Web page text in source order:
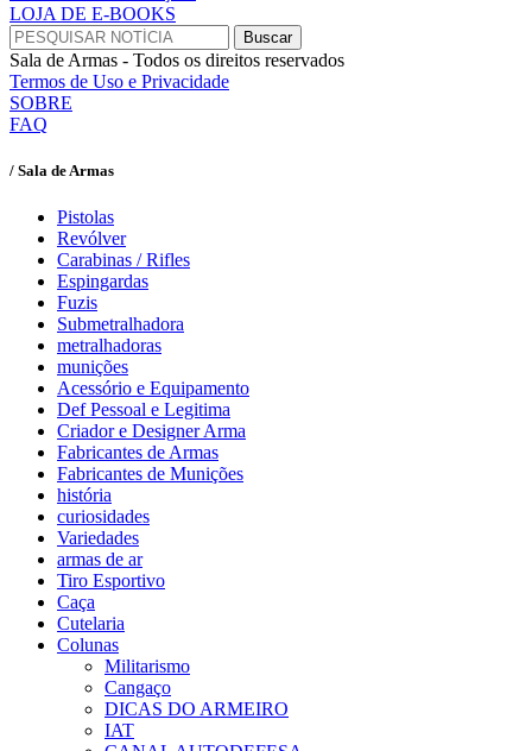
LOJA DE E-BOOKS
Sala de Armas - Todos os direitos reservados
Termos de Uso e Privacidade
SOBRE
FAQ
/ Sala de Armas
Pistolas
Revólver
Carabinas / Rifles
Espingardas
Fuzis
Submetralhadora
metralhadoras
munições
Acessório e Equipamento
Def Pessoal e Legitima
Criador e Designer Arma
Fabricantes de Armas
Fabricantes de Munições
história
curiosidades
Variedades
armas de ar
Tiro Esportivo
Caça
Cutelaria
Colunas
Militarismo
Cangaço
DICAS DO ARMEIRO
IAT